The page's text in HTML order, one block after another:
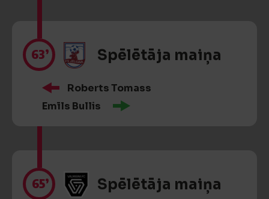
63’ Spēlētāja maiņa
Roberts Tomass
Emīls Bullis
65’ Spēlētāja maiņa